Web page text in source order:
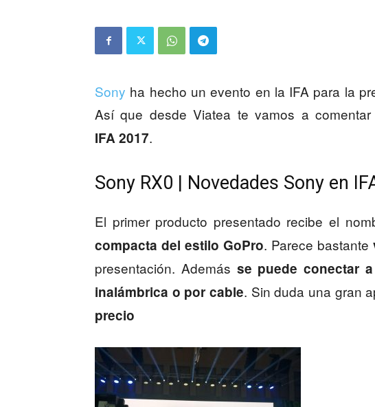
Sony ha hecho un evento en la IFA para la
Así que desde Viatea te vamos a
IFA 2017.
Sony RX0 | Novedades Sony en
El primer producto presentado recibe el
compacta del estilo GoPro. Parece bastante
presentación. Además se puede conectar
inalámbrica o por cable. Sin duda una gran
precio